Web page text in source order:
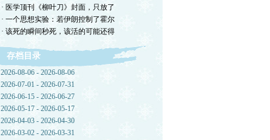
· 医学顶刊《柳叶刀》封面，只放了
· 一个思想实验：若伊朗控制了霍尔
· 该死的瞬间秒死，该活的可能还得
存档目录
2026-08-06 - 2026-08-06
2026-07-01 - 2026-07-31
2026-06-15 - 2026-06-27
2026-05-17 - 2026-05-17
2026-04-03 - 2026-04-30
2026-03-02 - 2026-03-31